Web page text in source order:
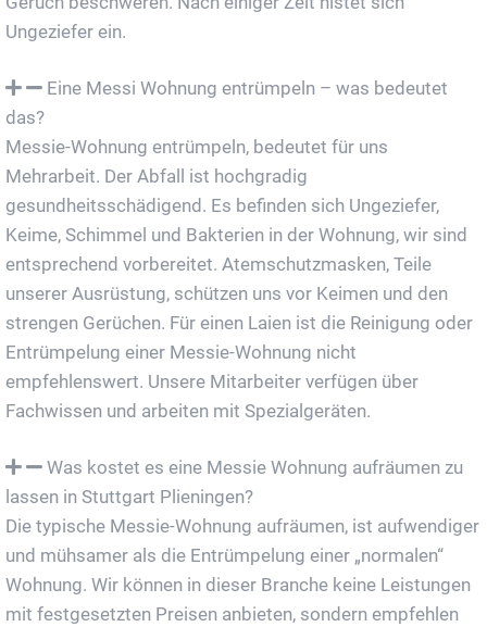
Ungeziefer ein.
Eine Messi Wohnung entrümpeln – was bedeutet
das?
Messie-Wohnung entrümpeln, bedeutet für uns
Mehrarbeit. Der Abfall ist hochgradig
gesundheitsschädigend. Es befinden sich Ungeziefer,
Keime, Schimmel und Bakterien in der Wohnung, wir sind
entsprechend vorbereitet. Atemschutzmasken, Teile
unserer Ausrüstung, schützen uns vor Keimen und den
strengen Gerüchen. Für einen Laien ist die Reinigung oder
Entrümpelung einer Messie-Wohnung nicht
empfehlenswert. Unsere Mitarbeiter verfügen über
Fachwissen und arbeiten mit Spezialgeräten.
Was kostet es eine Messie Wohnung aufräumen zu
lassen in Stuttgart Plieningen?
Die typische Messie-Wohnung aufräumen, ist aufwendiger
und mühsamer als die Entrümpelung einer „normalen“
Wohnung. Wir können in dieser Branche keine Leistungen
mit festgesetzten Preisen anbieten, sondern empfehlen